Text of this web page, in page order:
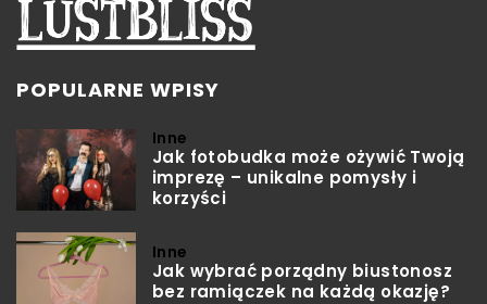
POPULARNE WPISY
Inne
Jak fotobudka może ożywić Twoją
imprezę – unikalne pomysły i
korzyści
Inne
Jak wybrać porządny biustonosz
bez ramiączek na każdą okazję?